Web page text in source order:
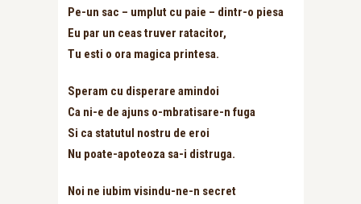
Pe-un sac – umplut cu paie – dintr-o piesa
Eu par un ceas truver ratacitor,
Tu esti o ora magica printesa.
Speram cu disperare amindoi
Ca ni-e de ajuns o-mbratisare-n fuga
Si ca statutul nostru de eroi
Nu poate-apoteoza sa-i distruga.
Noi ne iubim visindu-ne-n secret